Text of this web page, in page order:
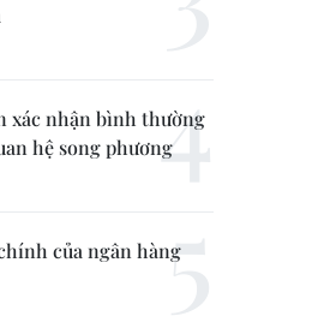
xác nhận bình thường
hệ song phương
của ngân hàng